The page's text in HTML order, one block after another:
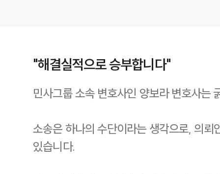
"해결실적으로 승부합니다"
민사그룹 소속 변호사인 양보라 변호사는
소송은 하나의 수단이라는 생각으로, 의
있습니다.